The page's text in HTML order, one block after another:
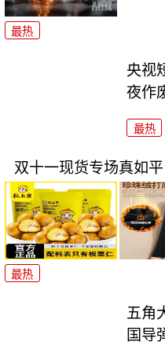
最热
央视
夜作
最热
双十一现货专场真如
最热
五角
国导